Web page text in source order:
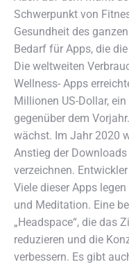
Schwerpunkt von
Gesundheit des
Bedarf für Apps, die
Die weltweiten
Wellness- Apps
Millionen US-Dollar,
gegenüber dem
wächst. Im Jahr 2020
Anstieg der
verzeichnen.
Viele dieser Apps
und Meditation. Eine
„Headspace“, die das
reduzieren und die
verbessern. Es gibt